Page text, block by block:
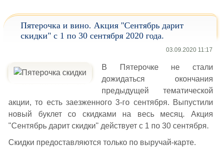
Пятерочка и вино. Акция "Сентябрь дарит
скидки" с 1 по 30 сентября 2020 года.
03.09.2020 11:17
В Пятерочке не стали
дожидаться окончания
предыдущей тематической
акции, то есть заезженного 3-го сентября. Выпустили
новый буклет со скидками на весь месяц. Акция
"Сентябрь дарит скидки" действует с 1 по 30 сентября.
Скидки предоставляются только по выручай-карте.